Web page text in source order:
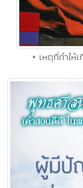
• เหตุที่ทำใ